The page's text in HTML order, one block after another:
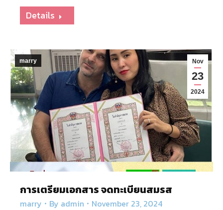
Details
Nov
23
2024
marry
การเตรียมเอกสาร จดทะเบียนสมรส
marry By admin November 23, 2024